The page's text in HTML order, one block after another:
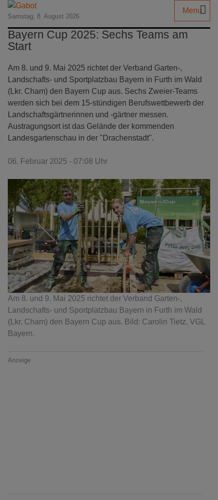
Samstag, 8. August 2026
Menu
Bayern Cup 2025: Sechs Teams am
Start
Am 8. und 9. Mai 2025 richtet der Verband Garten-,
Landschafts- und Sportplatzbau Bayern in Furth im Wald
(Lkr. Cham) den Bayern Cup aus. Sechs Zweier-Teams
werden sich bei dem 15-stündigen Berufswettbewerb der
Landschaftsgärtnerinnen und -gärtner messen.
Austragungsort ist das Gelände der kommenden
Landesgartenschau in der "Drachenstadt".
06. Februar 2025 - 07:08 Uhr
Am 8. und 9. Mai 2025 richtet der Verband Garten-,
Landschafts- und Sportplatzbau Bayern in Furth im Wald
(Lkr. Cham) den Bayern Cup aus. Bild: Carolin Tietz, VGL
Bayern.
Anzeige